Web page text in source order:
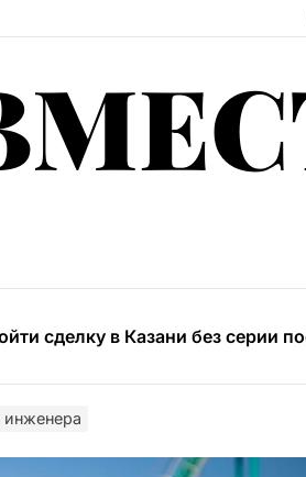
сделку в Казани без серии
выбор новостройки и
материал под вес товара и
инженера